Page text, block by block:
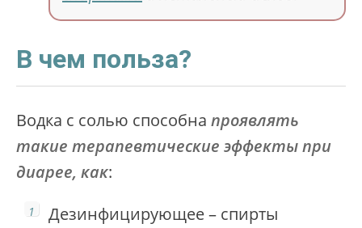
В чем польза?
Водка с солью способна проявлять
такие терапевтические эффекты при
диарее, как:
Дезинфицирующее – спирты